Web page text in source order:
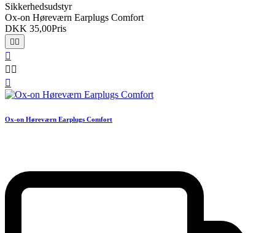
Sikkerhedsudstyr
Ox-on Høreværn Earplugs Comfort
DKK 35,00Pris


 

Ox-on Høreværn Earplugs Comfort